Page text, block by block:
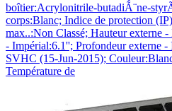
boîtier:Acrylonitrile-butadiÃ¨ne-
corps:Blanc; Indice de protection
max..:Non Classé; Hauteur externe
- Impérial:6.1''; Profondeur externe
SVHC (15-Jun-2015);
Température de